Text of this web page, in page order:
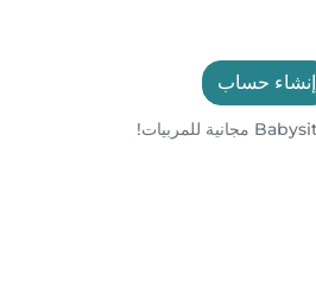
إنشاء حساب